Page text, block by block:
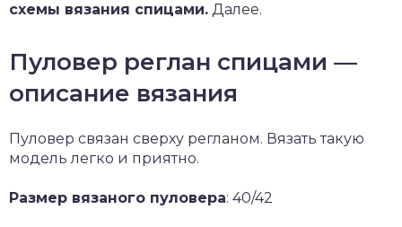
схемы вязания спицами. Далее.
Пуловер реглан спицами —
описание вязания
Пуловер связан сверху регланом. Вязать такую
модель легко и приятно.
Размер вязаного пуловера: 40/42